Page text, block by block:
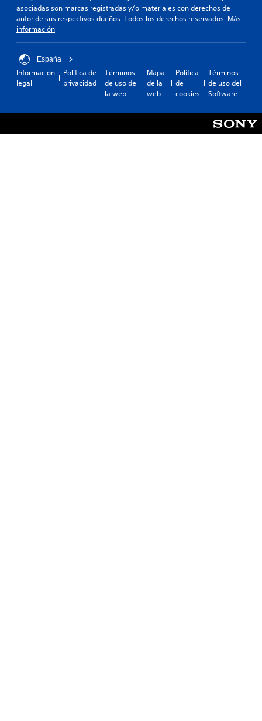
asociadas son marcas registradas y/o materiales con derechos de
autor de sus respectivos dueños. Todos los derechos reservados. Más
información
España
Información
legal
Política de
privacidad
Términos
de uso de
la web
Mapa
de la
web
Política
de
cookies
Términos
de uso del
Software